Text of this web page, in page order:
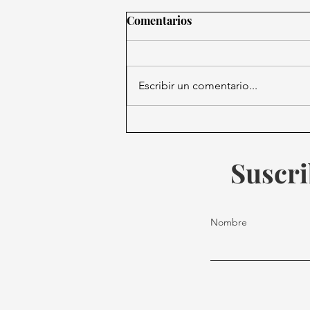
compra de la AAA por WWE
Comentarios
Escribir un comentario...
Nombre